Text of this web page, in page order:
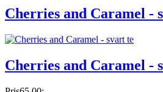
Cherries and Caramel -
Cherries and Caramel -